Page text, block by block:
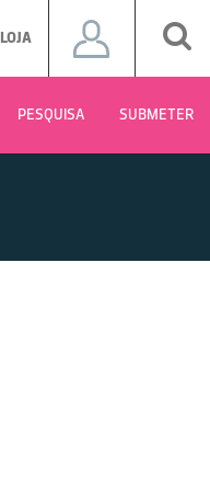
LOJA
PESQUISA SUBMETER